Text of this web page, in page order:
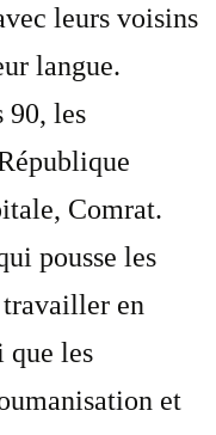
leurs voisins
langue.
90, les
Comrat.
pousse les
en
que les
et